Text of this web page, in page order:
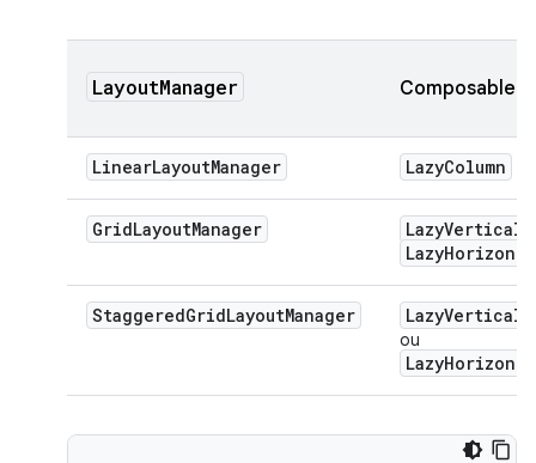
LayoutManager Composable
LinearLayoutManager LazyColumn
GridLayoutManager
StaggeredGridLayoutManager
ou